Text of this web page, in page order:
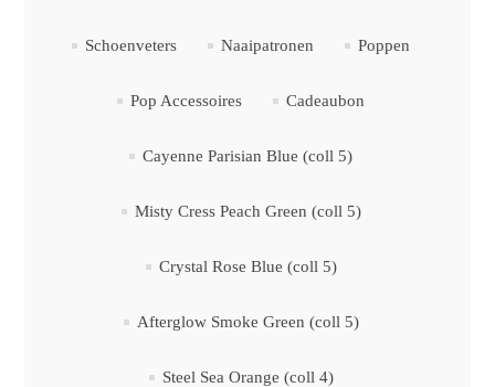
Schoenveters Naaipatronen Poppen
Pop Accessoires Cadeaubon
Cayenne Parisian Blue (coll 5)
Misty Cress Peach Green (coll 5)
Crystal Rose Blue (coll 5)
Afterglow Smoke Green (coll 5)
Steel Sea Orange (coll 4)